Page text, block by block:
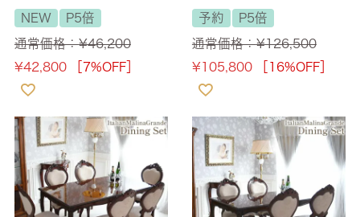
ブル 幅59cm 【送料無
料】
NEW
P5倍
通常価格：¥46,200
¥42,800 ［7%OFF］
ニー センターテーブル 幅
117cm 【送料無料】
予約
P5倍
通常価格：¥126,500
¥105,800 ［16%OFF］